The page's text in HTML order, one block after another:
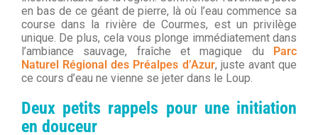
en bas de ce géant de pierre, là où l’eau commence sa
course dans la rivière de Courmes, est un privilège
unique. De plus, cela vous plonge immédiatement dans
l’ambiance sauvage, fraîche et magique du Parc
Naturel Régional des Préalpes d’Azur, juste avant que
ce cours d’eau ne vienne se jeter dans le Loup.
Deux petits rappels pour une initiation
en douceur